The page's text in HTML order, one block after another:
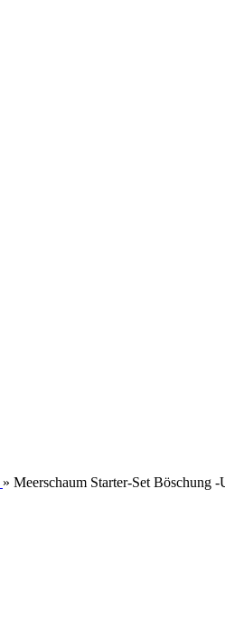
» Meerschaum Starter-Set Böschung